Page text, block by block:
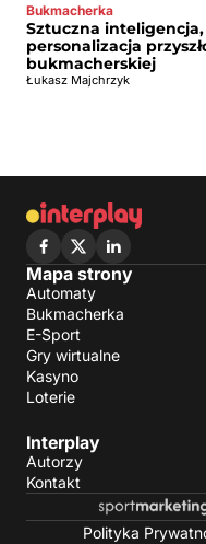
Bukmacherka
Sztuczna
personalizacja
bukmacherskiej
Łukasz Majchrzyk
Mapa strony
Automaty
Bukmacherka
E-Sport
Gry wirtualne
Kasyno
Loterie
Interplay
Autorzy
Kontakt
Polityka